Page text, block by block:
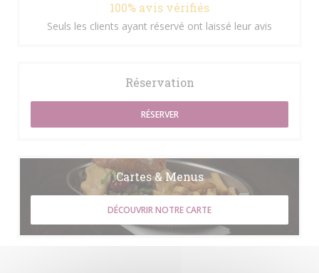
100% avis vérifiés
Seuls les clients ayant réservé ont laissé leur avis
Réservation
RÉSERVER
Cartes & Menus
DÉCOUVRIR NOTRE CARTE